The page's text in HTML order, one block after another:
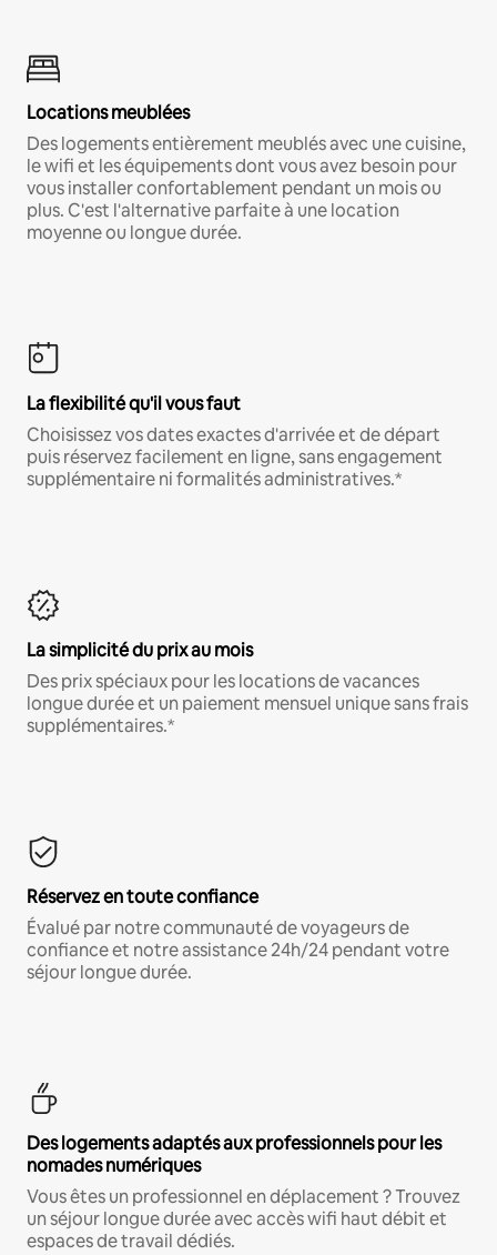
Locations meublées
Des logements entièrement meublés avec une cuisine,
le wifi et les équipements dont vous avez besoin pour
vous installer confortablement pendant un mois ou
plus. C'est l'alternative parfaite à une location
moyenne ou longue durée.
La flexibilité qu'il vous faut
Choisissez vos dates exactes d'arrivée et de départ
puis réservez facilement en ligne, sans engagement
supplémentaire ni formalités administratives.*
La simplicité du prix au mois
Des prix spéciaux pour les locations de vacances
longue durée et un paiement mensuel unique sans frais
supplémentaires.*
Réservez en toute confiance
Évalué par notre communauté de voyageurs de
confiance et notre assistance 24h/24 pendant votre
séjour longue durée.
Des logements adaptés aux professionnels pour les
nomades numériques
Vous êtes un professionnel en déplacement ? Trouvez
un séjour longue durée avec accès wifi haut débit et
espaces de travail dédiés.